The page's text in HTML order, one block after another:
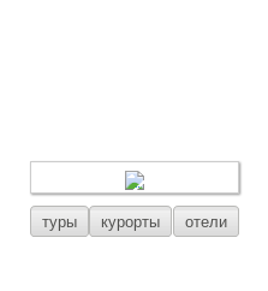
туры курорты отели